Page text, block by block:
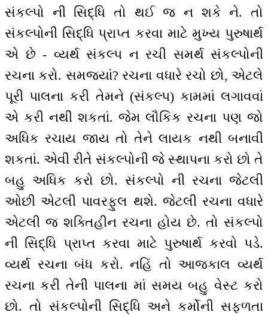
સંકલ્પો ની સિદ્ધિ તો થઈ જ ન શકે ને. તો
સંકલ્પોની સિદ્ધિ પ્રાપ્ત કરવા માટે મુખ્ય પુરુષાર્થ
એ છે - વ્યર્થ સંકલ્પ ન રચી સમર્થ સંકલ્પોની
રચના કરો. સમજ્યાં? રચના વધારે રચો છો, એટલે
પૂરી પાલના કરી તેમને (સંકલ્પ) કામમાં લગાવવાં
એ કરી નથી શકતાં. જેમ લૌકિક રચના પણ જો
અધિક રચાય જાય તો તેને લાયક નથી બનાવી
શકતાં. એવી રીતે સંકલ્પોની જે સ્થાપના કરો છો તે
બહુ અધિક કરો છો. સંકલ્પો ની રચના જેટલી
ઓછી એટલી પાવરફુલ થશે. જેટલી રચના વધારે
એટલી જ શક્તિહીન રચના હોય છે. તો સંકલ્પો
ની સિદ્ધિ પ્રાપ્ત કરવા માટે પુરુષાર્થ કરવો પડે.
વ્યર્થ રચના બંધ કરો. નહિં તો આજકાલ વ્યર્થ
રચના કરી તેની પાલના માં સમય બહુ વેસ્ટ કરો
છો. તો સંકલ્પોની સિદ્ધિ અને કર્મોની સફળતા